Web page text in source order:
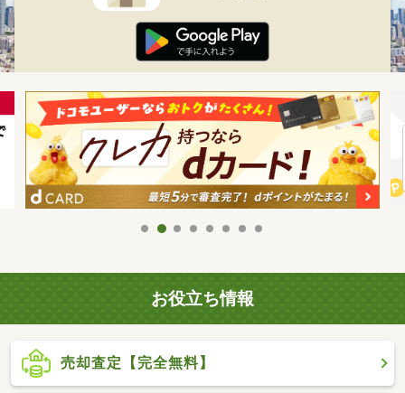
お役立ち情報
売却査定【完全無料】